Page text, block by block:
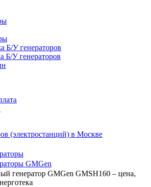
Б/У генераторов
Б/У генераторов
(электростанций) в Москве
GMGen
генератор GMGen GMSH160 – цена,